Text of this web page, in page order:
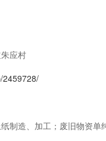
应村
2459728/
制造、加工；废旧物资